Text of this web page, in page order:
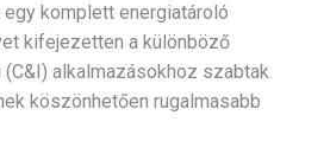
komplett energiatároló
kifejezetten a különböző
alkalmazásokhoz szabtak.
köszönhetően rugalmasabb